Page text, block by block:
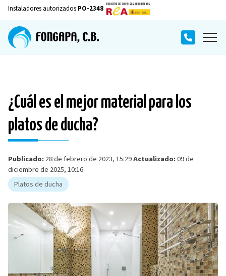
Instaladores autorizados PO-2348
¿Cuál es el mejor material para los
platos de ducha?
Publicado: 28 de febrero de 2023, 15:29Actualizado:09 de
diciembre de 2025, 10:16
Platos de ducha